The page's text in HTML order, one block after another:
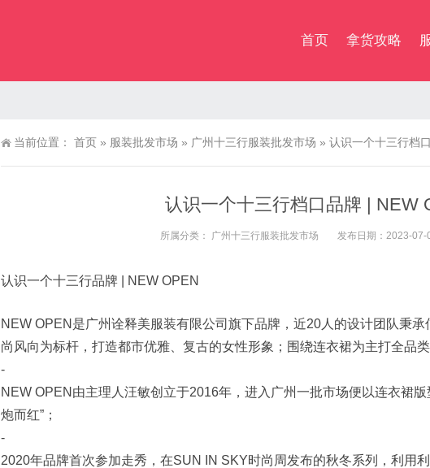
首页 拿货攻略
当前位置： 首页 » 服装批发市场 » 广州十三行服装批发市场 » 认识一个十三行档
认识一个十三行档口品牌 | NEW
所属分类： 广州十三行服装批发市场 发布日期：2023-07-
认识一个十三行品牌 | NEW OPEN
NEW OPEN是广州诠释美服装有限公司旗下品牌，近20人的设计团队秉承
尚风向为标杆，打造都市优雅、复古的女性形象；围绕连衣裙为主打全品类
-
NEW OPEN由主理人汪敏创立于2016年，进入广州一批市场便以连衣裙
炮而红”；
-
2020年品牌首次参加走秀，在SUN IN SKY时尚周发布的秋冬系列，利用